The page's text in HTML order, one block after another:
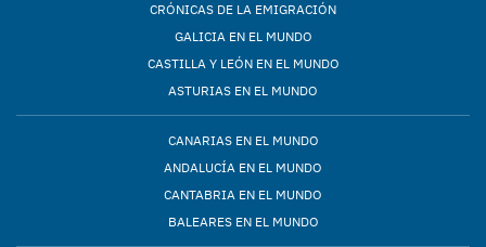
CRÓNICAS DE LA EMIGRACIÓN
GALICIA EN EL MUNDO
CASTILLA Y LEÓN EN EL MUNDO
ASTURIAS EN EL MUNDO
CANARIAS EN EL MUNDO
ANDALUCÍA EN EL MUNDO
CANTABRIA EN EL MUNDO
BALEARES EN EL MUNDO